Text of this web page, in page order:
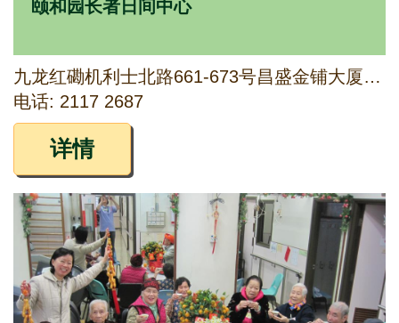
颐和园长者日间中心
九龙红磡机利士北路661-673号昌盛金铺大厦阁楼
电话: 2117 2687
详情